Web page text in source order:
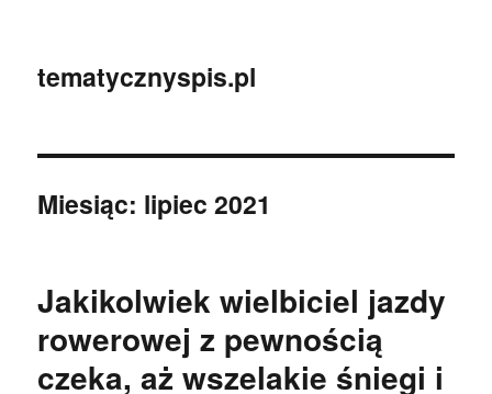
tematycznyspis.pl
Miesiąc: lipiec 2021
Jakikolwiek wielbiciel jazdy
rowerowej z pewnością
czeka, aż wszelakie śniegi i